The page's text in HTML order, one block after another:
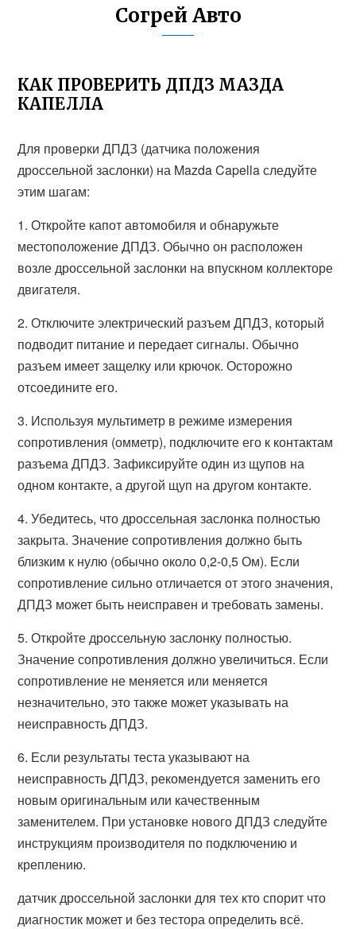
Согрей Авто
КАК ПРОВЕРИТЬ ДПДЗ МАЗДА
КАПЕЛЛА
Для проверки ДПДЗ (датчика положения
дроссельной заслонки) на Mazda Capella следуйте
этим шагам:
1. Откройте капот автомобиля и обнаружьте
местоположение ДПДЗ. Обычно он расположен
возле дроссельной заслонки на впускном коллекторе
двигателя.
2. Отключите электрический разъем ДПДЗ, который
подводит питание и передает сигналы. Обычно
разъем имеет защелку или крючок. Осторожно
отсоедините его.
3. Используя мультиметр в режиме измерения
сопротивления (омметр), подключите его к контактам
разъема ДПДЗ. Зафиксируйте один из щупов на
одном контакте, а другой щуп на другом контакте.
4. Убедитесь, что дроссельная заслонка полностью
закрыта. Значение сопротивления должно быть
близким к нулю (обычно около 0,2-0,5 Ом). Если
сопротивление сильно отличается от этого значения,
ДПДЗ может быть неисправен и требовать замены.
5. Откройте дроссельную заслонку полностью.
Значение сопротивления должно увеличиться. Если
сопротивление не меняется или меняется
незначительно, это также может указывать на
неисправность ДПДЗ.
6. Если результаты теста указывают на
неисправность ДПДЗ, рекомендуется заменить его
новым оригинальным или качественным
заменителем. При установке нового ДПДЗ следуйте
инструкциям производителя по подключению и
креплению.
датчик дроссельной заслонки для тех кто спорит что
диагностик может и без тестора определить всё.